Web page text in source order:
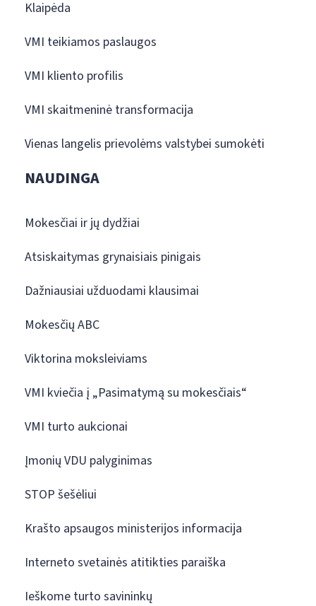
Klaipėda
VMI teikiamos paslaugos
VMI kliento profilis
VMI skaitmeninė transformacija
Vienas langelis prievolėms valstybei sumokėti
NAUDINGA
Mokesčiai ir jų dydžiai
Atsiskaitymas grynaisiais pinigais
Dažniausiai užduodami klausimai
Mokesčių ABC
Viktorina moksleiviams
VMI kviečia į „Pasimatymą su mokesčiais“
VMI turto aukcionai
Įmonių VDU palyginimas
STOP šešėliui
Krašto apsaugos ministerijos informacija
Interneto svetainės atitikties paraiška
Ieškome turto savininkų